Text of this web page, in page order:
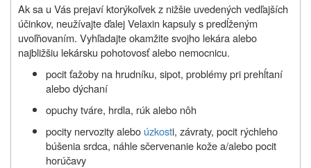
Ak sa u Vás prejaví ktorýkoľvek z nižšie uvedených vedľajších
účinkov, neužívajte ďalej Velaxin kapsuly s predĺženým
uvoľňovaním. Vyhľadajte okamžite svojho lekára alebo
najbližšiu lekársku pohotovosť alebo nemocnicu.
pocit ťažoby na hrudníku, sipot, problémy pri prehĺtaní
alebo dýchaní
opuchy tváre, hrdla, rúk alebo nôh
pocity nervozity alebo úzkosti, závraty, pocit rýchleho
búšenia srdca, náhle sčervenanie kože a/alebo pocit
horúčavy